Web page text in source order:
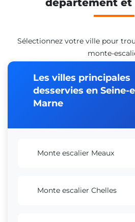
Sélectionnez votre ville pour
monte-
Les villes principales
desservies en Seine-
Marne
Monte escalier Meaux
Monte escalier Chelles